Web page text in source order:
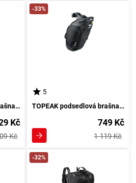
TOPEAK podsedlová brašna SIDEKICK WEDGE PACK
Kč
Kč
-33%
5
TOPEAK podsedlová brašna MONDO PACK
749 Kč
1 119 Kč
-32%